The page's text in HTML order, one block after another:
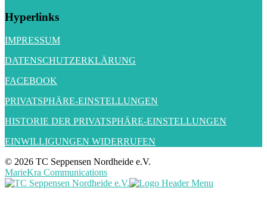
Hyperlinks
IMPRESSUM
DATENSCHUTZERKLÄRUNG
FACEBOOK
PRIVATSPHÄRE-EINSTELLUNGEN
HISTORIE DER PRIVATSPHÄRE-EINSTELLUNGEN
EINWILLIGUNGEN WIDERRUFEN
© 2026 TC Seppensen Nordheide e.V.
MarieKra Communications